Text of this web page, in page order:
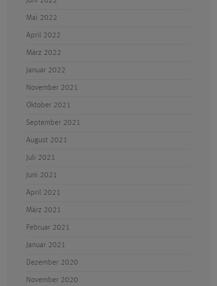
Mai 2022
April 2022
März 2022
Januar 2022
November 2021
Oktober 2021
September 2021
August 2021
Juli 2021
Juni 2021
April 2021
März 2021
Februar 2021
Januar 2021
Dezember 2020
November 2020